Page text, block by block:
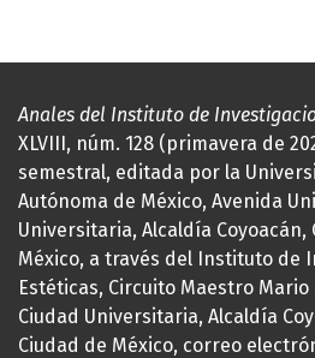
Anales del Instituto de
XLVIII, núm. 128 (primavera de
semestral, editada por la
Autónoma de México, Avenida
Universitaria, Alcaldía Coyoacán,
México, a través del Instituto de
Estéticas, Circuito Maestro Mario
Ciudad Universitaria, Alcaldía
Ciudad de México, correo